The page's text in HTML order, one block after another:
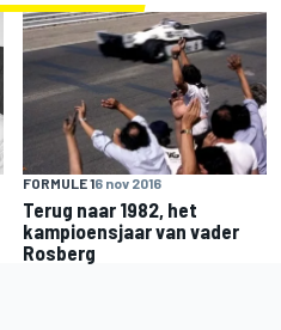
FORMULE 16 nov 2016
Terug naar 1982, het
kampioensjaar van vader
Rosberg